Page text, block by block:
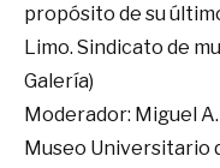
propósito de su
Limo. Sindicato de
Galería)
Moderador: Miguel
Museo Universitario